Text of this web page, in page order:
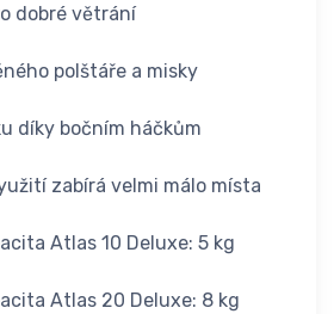
dobré větrání
polštáře a misky
díky bočním háčkům
zabírá velmi málo místa
Atlas 10 Deluxe: 5 kg
Atlas 20 Deluxe: 8 kg